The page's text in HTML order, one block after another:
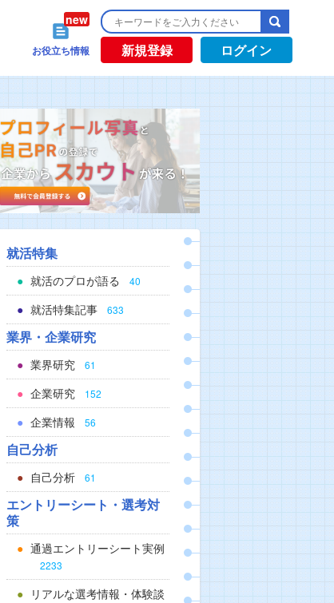
お役立ち情報 新規登録 ログイン
就活特集
就活のプロが語る 40
就活特集記事 633
業界・企業研究
業界研究 61
企業研究 152
企業情報 56
自己分析
自己分析 61
エントリーシート・選考対
策
通過エントリーシート実例
2233
リアルな選考情報・体験談